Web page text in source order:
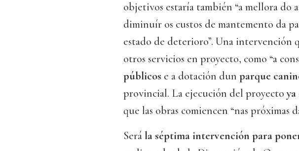
objetivos estaría también “a mellora do
diminuír os custos de mantemento da
estado de deterioro”. Una intervención
otros servicios en proyecto, como “a
públicos e a dotación dun parque
provincial. La ejecución del proyecto
que las obras comiencen “nas próximas
Será la séptima intervención para